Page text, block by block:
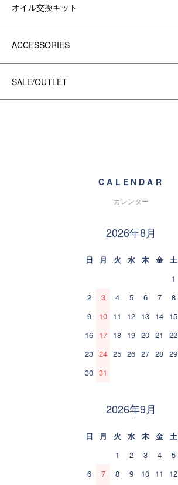
オイル交換キット
ACCESSORIES
SALE/OUTLET
CALENDAR
カレンダー
2026年8月
日 月 火 水 木 金
土
1
2
3 4 5 6 7
8
9
10 11 12 13 14 15
16 17 18 19 20 21
22
23 24 25 26 27 28 29
30 31
2026年9月
日 月 火 水 木 金
土
1
2 3 4
5
6
7 8 9 10 11
12